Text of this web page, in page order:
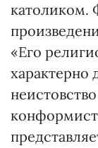
католиком.
«Его
характерно